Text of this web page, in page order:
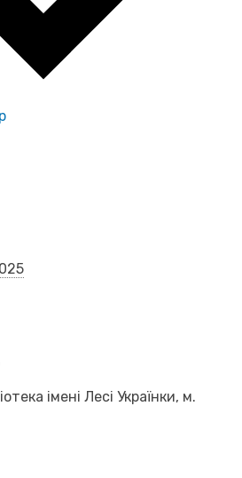
імені Лесі Українки, м.